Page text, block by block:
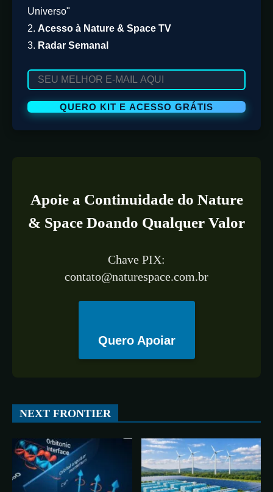
Universo"
2. Acesso à Nature & Space TV
3. Radar Semanal
Apoie a Continuidade do Nature
& Space Doando Qualquer Valor
Chave PIX:
contato@naturespace.com.br
Quero Apoiar
NEXT FRONTIER